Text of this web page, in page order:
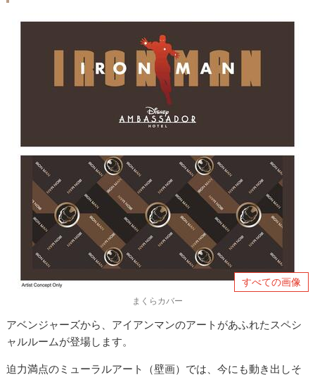
すべての画像
まくらカバー
アベンジャーズから、アイアンマンのアートがあふれたスペシ
ャルルームが登場します。
迫力満点のミューラルアート（壁画）では、今にも動き出しそ